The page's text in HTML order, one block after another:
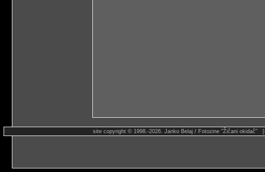
site copyright © 1998.-2026. Janko Belaj / Fotozine "Žičani okidač"